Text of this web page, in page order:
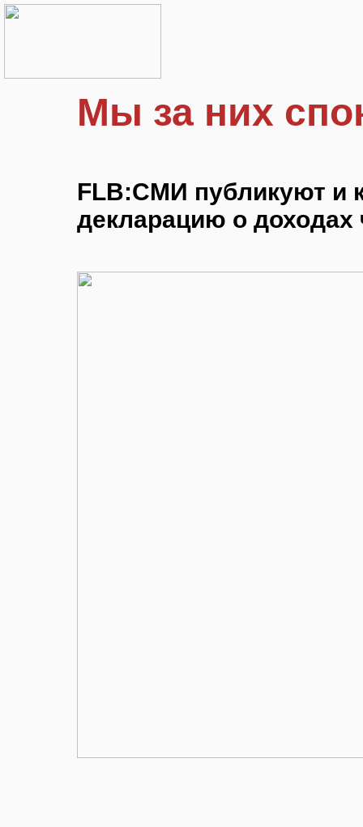
Мы за них
FLB:СМИ публикуют и
декларацию о доходах